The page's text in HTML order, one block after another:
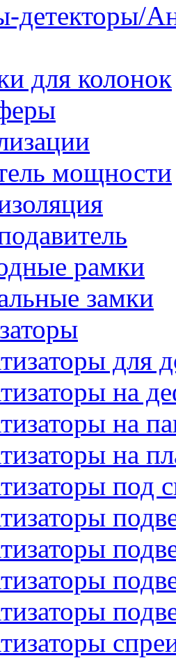
детекторы/
для колонок
мощности
рамки
замки
для
на
на
на
под